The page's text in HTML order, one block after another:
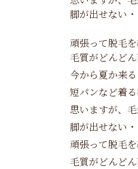
脚が出せない
頑張って脱毛
毛質がどんど
今から夏か来
短パンなど着
思いますが、
脚が出せない
頑張って脱毛
毛質がどんど